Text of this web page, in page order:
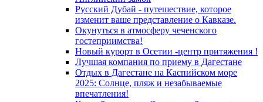
Русский Дубай - путешествие, которое
изменит ваше представление о Кавказе.
Окунуться в атмосферу чеченского
гостеприимства!
Новый курорт в Осетии -центр притяжения !
Лучшая компания по приему в Дагестане
Отдых в Дагестане на Каспийском море
2025: Солнце, пляж и незабываемые
впечатления!